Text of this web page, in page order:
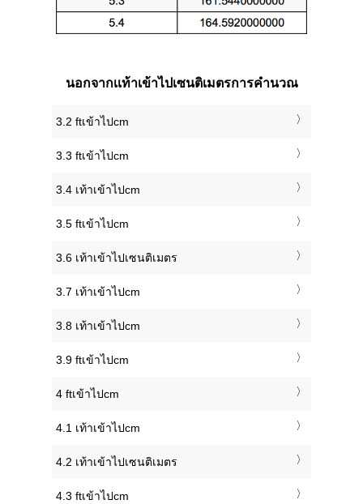
นอกจากเเท้าเข้าไปเซนติเมตรการคำนวณ
3.2 ftเข้าไปcm
3.3 ftเข้าไปcm
3.4 เท้าเข้าไปcm
3.5 ftเข้าไปcm
3.6 เท้าเข้าไปเซนติเมตร
3.7 เท้าเข้าไปcm
3.8 เท้าเข้าไปcm
3.9 ftเข้าไปcm
4 ftเข้าไปcm
4.1 เท้าเข้าไปcm
4.2 เท้าเข้าไปเซนติเมตร
4.3 ftเข้าไปcm